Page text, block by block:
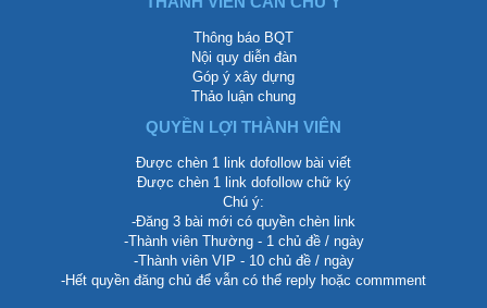
Thông báo BQT
Nội quy diễn đàn
Góp ý xây dựng
Thảo luận chung
QUYỀN LỢI THÀNH VIÊN
Được chèn 1 link dofollow bài viết
Được chèn 1 link dofollow chữ ký
Chú ý:
-Đăng 3 bài mới có quyền chèn link
-Thành viên Thường - 1 chủ đề / ngày
-Thành viên VIP - 10 chủ đề / ngày
-Hết quyền đăng chủ để vẫn có thể reply hoặc commment